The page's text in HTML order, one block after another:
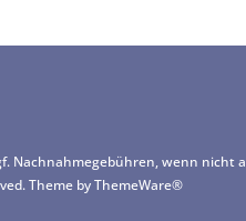
Nachnahmegebühren, wenn nicht
Theme byThemeWare®